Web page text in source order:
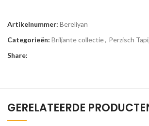
Artikelnummer: Bereliyan
Categorieën: Briljante collectie, Perzisch
Share:
GERELATEERDE